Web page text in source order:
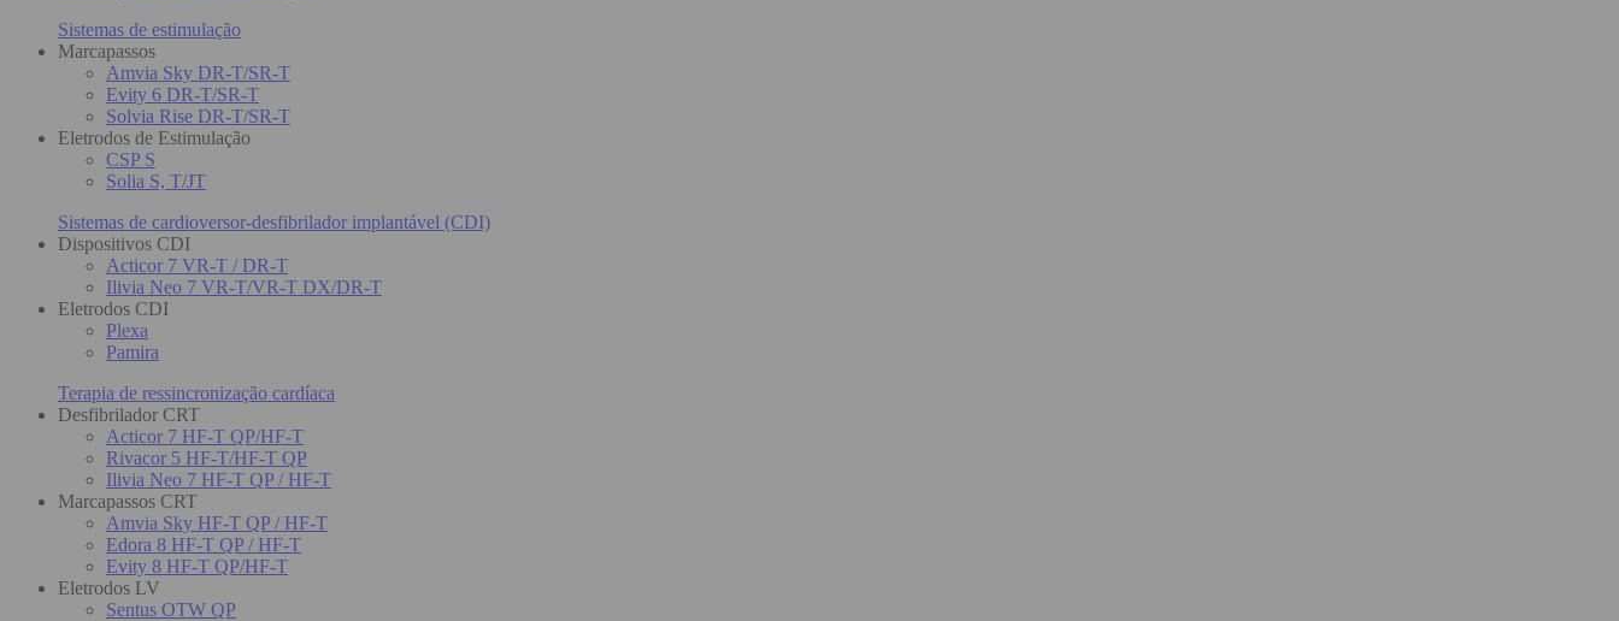
Sistemas de estimulação
Marcapassos
Amvia Sky DR-T/SR-T
Evity 6 DR-T/SR-T
Solvia Rise DR-T/SR-T
Eletrodos de Estimulação
CSP S
Solia S, T/JT
Sistemas de cardioversor-desfibrilador implantável (CDI)
Dispositivos CDI
Acticor 7 VR-T / DR-T
Ilivia Neo 7 VR-T/VR-T DX/DR-T
Eletrodos CDI
Plexa
Pamira
Terapia de ressincronização cardíaca
Desfibrilador CRT
Acticor 7 HF-T QP/HF-T
Rivacor 5 HF-T/HF-T QP
Ilivia Neo 7 HF-T QP / HF-T
Marcapassos CRT
Amvia Sky HF-T QP / HF-T
Edora 8 HF-T QP / HF-T
Evity 8 HF-T QP/HF-T
Eletrodos LV
Sentus OTW QP